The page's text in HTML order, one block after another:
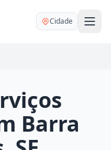
Cidade
Barra